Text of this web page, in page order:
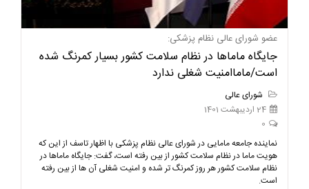
عضو شورای عالی نظام پزشکی:
جایگاه ماماها در نظام سلامت کشور بسیار کمرنگ شده
است/ماماامنیت شغلی ندارد
شورای عالی
24 اردیبهشت 1401
0
نماینده جامعه مامایی در شورای عالی نظام پزشکی با اظهار تاسف از این که
هویت ماما در نظام سلامت کشور از بین رفته است، گفت: جایگاه ماماها در
نظام سلامت کشور هر روز کمرنگ تر شده و امنیت شغلی آن ها از بین رفته
است.